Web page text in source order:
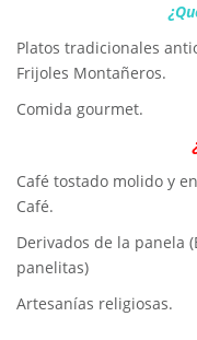
Platos tradicionales
Frijoles Montañeros.
Comida gourmet.
Café tostado molido y
Café.
Derivados de la panela
panelitas)
Artesanías religiosas.